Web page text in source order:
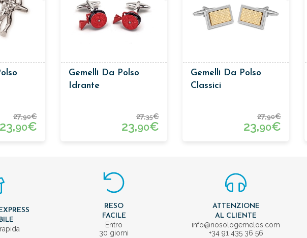
27,90€
23,90€
Gemelli Da Polso
Idrante
27,35€
23,90€
Gemelli Da Polso
Classici
27,90€
23,90€
RESO
FACILE
Entro
30 giorni
ATTENZIONE
AL CLIENTE
info@nosologemelos.com
+34 91 435 36 56